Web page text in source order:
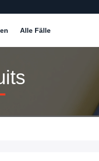
Alle Fälle